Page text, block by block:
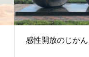
感性開放のじかん